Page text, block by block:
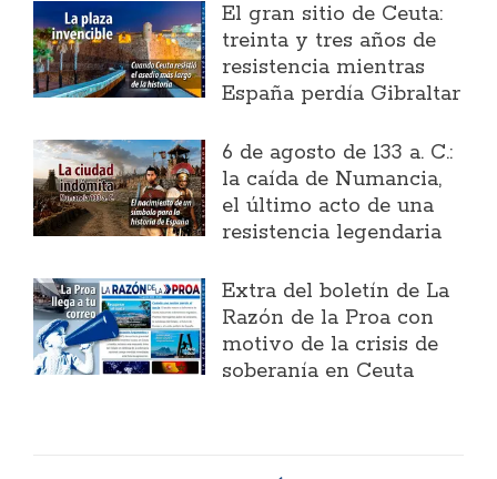
El gran sitio de Ceuta:
treinta y tres años de
resistencia mientras
España perdía Gibraltar
6 de agosto de 133 a. C.:
la caída de Numancia,
el último acto de una
resistencia legendaria
Extra del boletín de La
Razón de la Proa con
motivo de la crisis de
soberanía en Ceuta